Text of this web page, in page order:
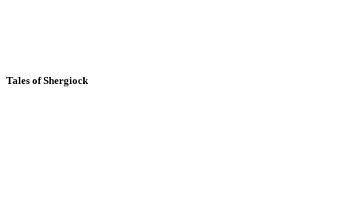
Tales of Shergiock